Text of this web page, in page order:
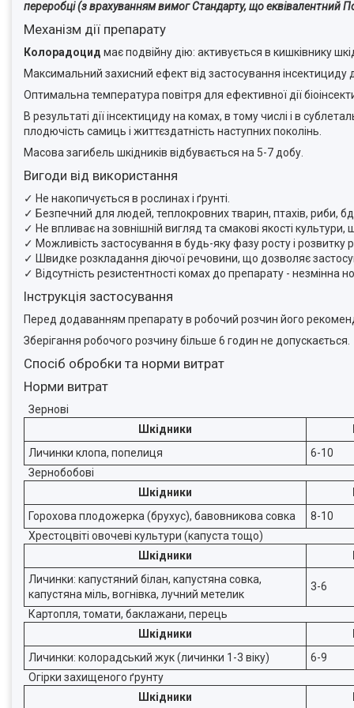
переробці (з врахуванням вимог Стандарту, що
Механізм дії препарату
Колорадоцид має подвійну дію: активується в кишківнику
Максимальний захисний ефект від застосування інсектициду
Оптимальна температура повітря для ефективної дії
В результаті дії інсектициду на комах, в тому числі і в
плодючість самиць і життєздатність наступних поколінь.
Масова загибель шкідників відбувається на 5-7 добу.
Вигоди від використання
✓ Не накопичується в рослинах і ґрунті.
✓ Безпечний для людей, теплокровних тварин, птахів, риби,
✓ Не впливає на зовнішній вигляд та смакові якості
✓ Можливість застосування в будь-яку фазу росту і розвитку
✓ Швидке розкладання діючої речовини, що дозволяє
✓ Відсутність резистентності комах до препарату - незмінна
Інструкція застосування
Перед додаванням препарату в робочий розчин його
Зберігання робочого розчину більше 6 годин не допускається.
Спосіб обробки та норми витрат
Норми витрат
Зернові
Шкідники
Личинки клопа, попелиця
6-10
Зернобобові
Шкідники
Горохова плодожерка (брухус), бавовникова совка
8-10
Хрестоцвіті овочеві культури (капуста тощо)
Шкідники
Личинки: капустяний білан, капустяна совка,
капустяна міль, вогнівка, лучний метелик
3-6
Картопля, томати, баклажани, перець
Шкідники
Личинки: колорадський жук (личинки 1-3 віку)
6-9
Огірки захищеного ґрунту
Шкідники